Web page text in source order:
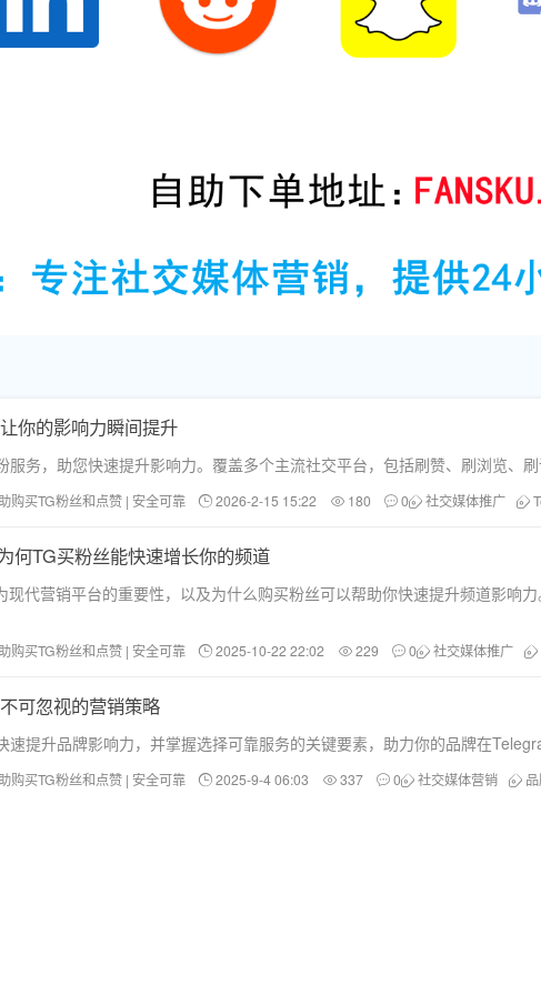
你的影响力瞬间提升
服务，助您快速提升影响力。覆盖多个主流社交平台，包括刷赞、刷浏览、
购买TG粉丝和点赞 | 安全可靠 2026-2-15 15:22 180 0 社交媒体推广
何TG买粉丝能快速增长你的频道
代营销平台的重要性，以及为什么购买粉丝可以帮助你快速提升频道影响
购买TG粉丝和点赞 | 安全可靠 2025-10-22 22:02 229 0 社交媒体推广
可忽视的营销策略
速提升品牌影响力，并掌握选择可靠服务的关键要素，助力你的品牌在
购买TG粉丝和点赞 | 安全可靠 2025-9-4 06:03 337 0 社交媒体营销